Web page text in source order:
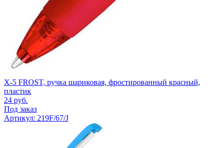
X-5 FROST, ручка шариковая, фростированный красный,
пластик
24 руб.
Под заказ
Артикул: 219F/67/J